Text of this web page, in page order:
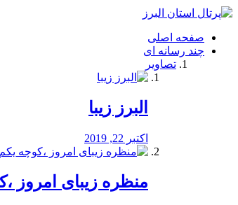
فصد
شرق
تهران
خشکشویی
صفحه اصلی
چند رسانه ای
تصاویر
البرز زیبا
اکتبر 22, 2019
منظره‌‌ زیبای امروز